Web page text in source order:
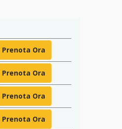
Prenota Ora
Prenota Ora
Prenota Ora
Prenota Ora